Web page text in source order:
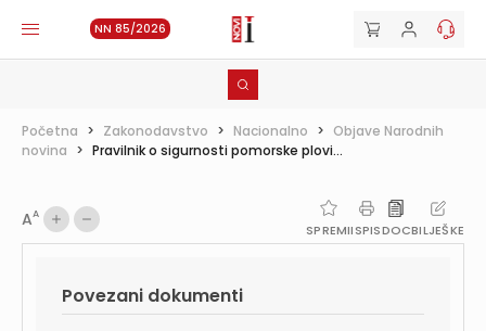
NN 85/2026
Početna > Zakonodavstvo > Nacionalno > Objave Narodnih
novina > Pravilnik o sigurnosti pomorske plovi...
AA
SPREMIISPISDOCBILJEŠKE
Povezani dokumenti